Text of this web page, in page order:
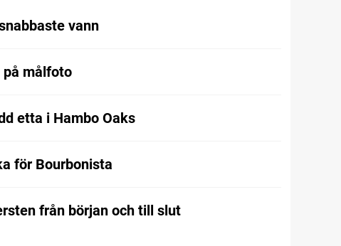
vann
målfoto
etta i Hambo Oaks
för Bourbonista
från början och till slut